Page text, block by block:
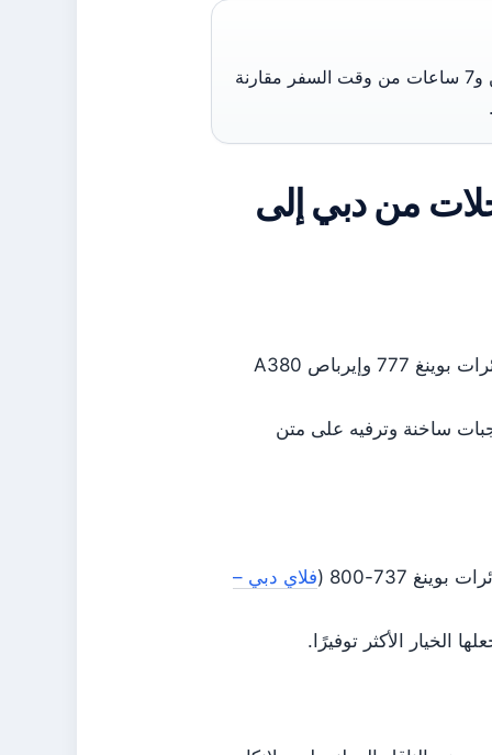
المسافر من دبي إلى سريلانكا في رحلة مباشرة يوفر ما بين ساعتين و7 ساعات من وقت السفر مقارنة
من دبي إلى
طيران الإمارات تشغل رحلات يومية مزدوجة بين دبي وكولومبو بطائرات بوينغ 777 وإيرباص A380
ساخنة وترفيه على متن
فلاي دبي –